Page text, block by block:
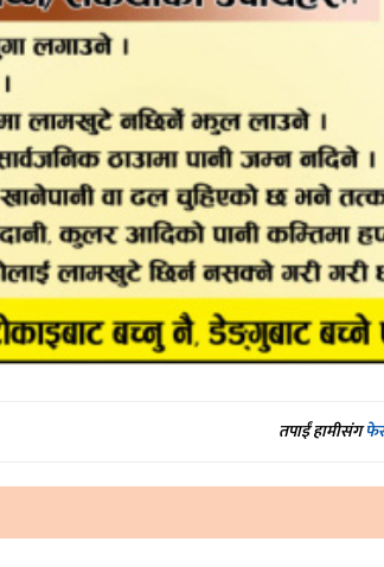
तपाईं हामीसंग